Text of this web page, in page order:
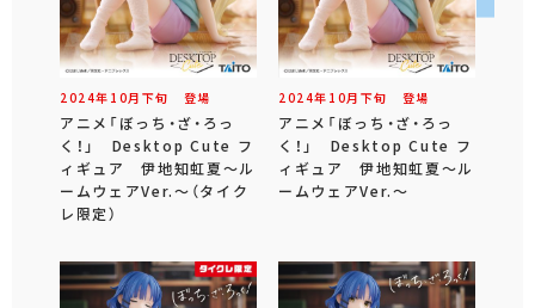
2024年 10月 下旬 登場
アニメ「ぼっち・ざ・ろっ
く！」 Desktop Cute フ
ィギュア 伊地知虹夏～ル
ームウェアVer.～（タイク
レ限定）
2024年 10月 下旬 登場
アニメ「ぼっち・ざ・ろっ
く！」 Desktop Cute フ
ィギュア 伊地知虹夏～ル
ームウェアVer.～